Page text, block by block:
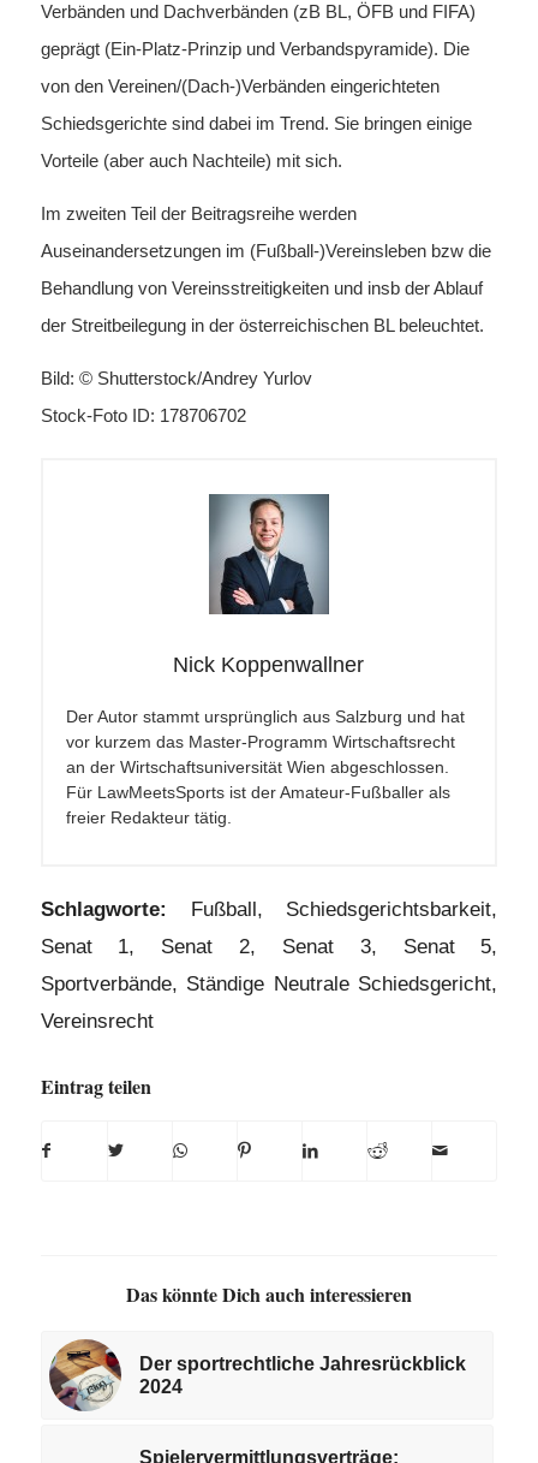
Verbänden und Dachverbänden (zB BL, ÖFB und FIFA)
geprägt (Ein-Platz-Prinzip und Verbandspyramide). Die
von den Vereinen/(Dach-)Verbänden eingerichteten
Schiedsgerichte sind dabei im Trend. Sie bringen einige
Vorteile (aber auch Nachteile) mit sich.
Im zweiten Teil der Beitragsreihe werden
Auseinandersetzungen im (Fußball-)Vereinsleben bzw die
Behandlung von Vereinsstreitigkeiten und insb der Ablauf
der Streitbeilegung in der österreichischen BL beleuchtet.
Bild: © Shutterstock/Andrey Yurlov
Stock-Foto ID: 178706702
Nick Koppenwallner
Der Autor stammt ursprünglich aus Salzburg und hat
vor kurzem das Master-Programm Wirtschaftsrecht
an der Wirtschaftsuniversität Wien abgeschlossen.
Für LawMeetsSports ist der Amateur-Fußballer als
freier Redakteur tätig.
Schlagworte: Fußball, Schiedsgerichtsbarkeit,
Senat 1, Senat 2, Senat 3, Senat 5,
Sportverbände, Ständige Neutrale Schiedsgericht,
Vereinsrecht
Eintrag teilen
Das könnte Dich auch interessieren
Der sportrechtliche Jahresrückblick
2024
Spielervermittlungsverträge: